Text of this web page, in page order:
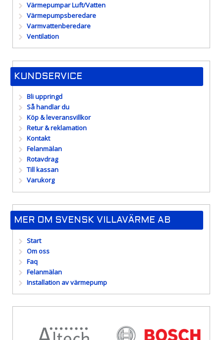
Värmepumpar Luft/Vatten
Värmepumpsberedare
Varmvattenberedare
Ventilation
KUNDSERVICE
Bli uppringd
Så handlar du
Köp & leveransvillkor
Retur & reklamation
Kontakt
Felanmälan
Rotavdrag
Till kassan
Varukorg
MER OM SVENSK VILLAVÄRME AB
Start
Om oss
Faq
Felanmälan
Installation av värmepump